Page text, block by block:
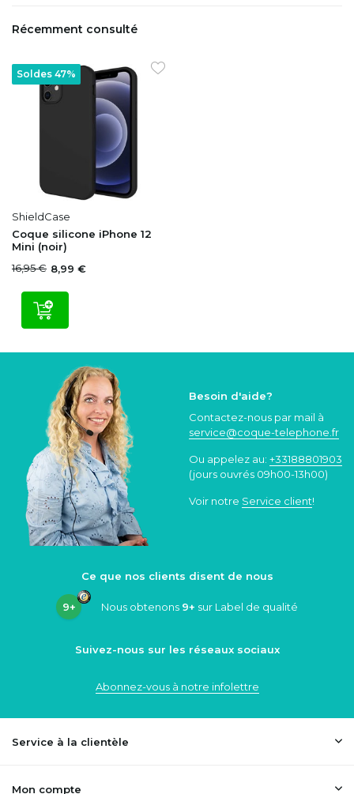
Récemment consulté
Soldes 47%
ShieldCase
Coque silicone iPhone 12
Mini (noir)
16,95 € 8,99 €
Besoin d'aide?
Contactez-nous par mail à
service@coque-telephone.fr
Ou appelez au: +33188801903
(jours ouvrés 09h00-13h00)
Voir notre Service client!
Ce que nos clients disent de nous
9+ Nous obtenons 9+ sur Label de qualité
Suivez-nous sur les réseaux sociaux
Abonnez-vous à notre infolettre
Service à la clientèle
Mon compte